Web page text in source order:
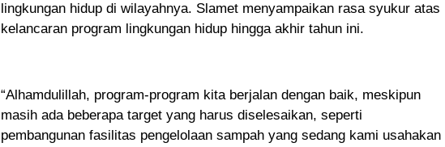
lingkungan hidup di wilayahnya. Slamet menyampaikan rasa syukur atas
kelancaran program lingkungan hidup hingga akhir tahun ini.
“Alhamdulillah, program-program kita berjalan dengan baik, meskipun
masih ada beberapa target yang harus diselesaikan, seperti
pembangunan fasilitas pengelolaan sampah yang sedang kami usahakan